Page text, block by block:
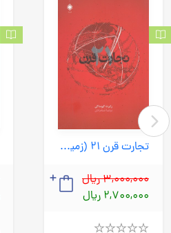
تجارت قرن 21 (زمینه) رقعی شومیز
3,000,000 ریال
2,700,000 ریال